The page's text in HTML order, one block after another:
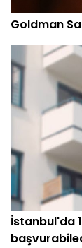
Goldman
İstanbul'da